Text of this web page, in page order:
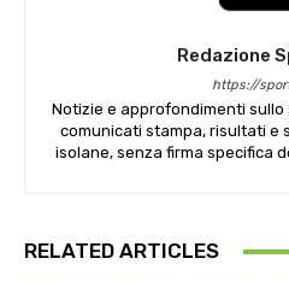
Redazione
https://
Notizie e approfondimenti sullo
comunicati stampa, risultati e
isolane, senza firma specifica
RELATED ARTICLES